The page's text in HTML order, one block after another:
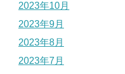
2023年10月
2023年9月
2023年8月
2023年7月